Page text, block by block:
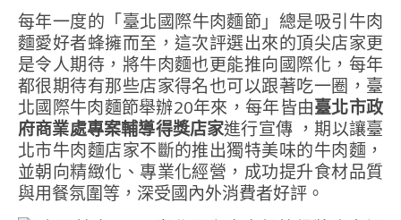
每年一度的「臺北國際牛肉麵節」總是吸引牛肉
麵愛好者蜂擁而至，這次評選出來的頂尖店家更
是令人期待，將牛肉麵也更能推向國際化，每年
都很期待有那些店家得名也可以跟著吃一圈，臺
北國際牛肉麵節舉辦20年來，每年皆由臺北市政
府商業處專案輔導得獎店家進行宣傳 ，期以讓臺
北市牛肉麵店家不斷的推出獨特美味的牛肉麵，
並朝向精緻化、專業化經營，成功提升食材品質
與用餐氛圍等，深受國內外消費者好評。